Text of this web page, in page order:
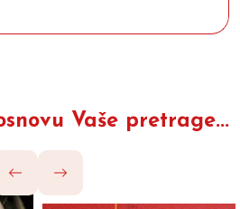
Vaše pretrage...